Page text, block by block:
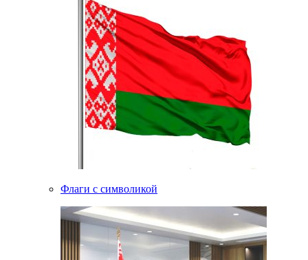
Флаги с символикой